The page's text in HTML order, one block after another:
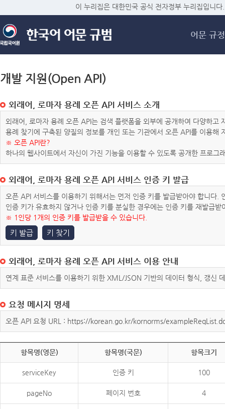
메
이 누리집은 대한민국 공식 전자정부 누리집입니다.
어문 규정
개발 지원(Open API)
외래어, 로마자 용례 오픈 API 서비스 소개
외래어, 로마자 용례 오픈 API는 검색 플랫폼을 외부에 공개하여 다양하
용례 찾기에 구축된 양질의 정보를 개인 또는 기관에서 오픈 API를 이용해
※ 오픈 API란?
하나의 웹사이트에서 자신이 가진 기능을 이용할 수 있도록 공개한 프로그
외래어, 로마자 용례 오픈 API 서비스 인증 키 발급
오픈 API 서비스를 이용하기 위해서는 먼저 인증 키를 발급받아야 합니다
인증 키가 유효하지 않거나 인증 키를 분실한 경우에는 인증 키를 재발급받
※ 1인당 1개의 인증 키를 발급받을 수 있습니다.
키 발급 키 찾기
외래어, 로마자 용례 오픈 API 서비스 이용 안내
연계 표준 서비스를 이용하기 위한 XML/JSON 기반의 데이터 형식, 갱신
요청 메시지 명세
오픈 API 요청 URL : https://korean.go.kr/kornorms/
항목명(영문) 항목명(국문) 항목크기
serviceKey 인증 키 100
pageNo 페이지 번호 4